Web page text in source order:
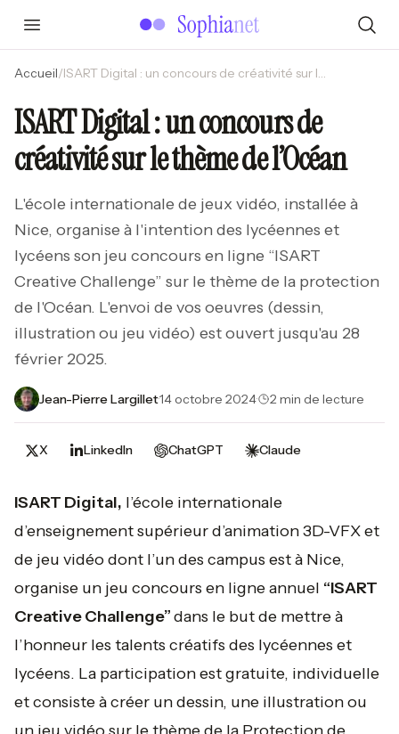
Accueil/ ISART Digital : un concours de créativité sur le thème de l’Océan
ISART Digital : un concours de
créativité sur le thème de l’Océan
L'école internationale de jeux vidéo, installée à
Nice, organise à l'intention des lycéennes et
lycéens son jeu concours en ligne “ISART
Creative Challenge” sur le thème de la protection
de l'Océan. L'envoi de vos oeuvres (dessin,
illustration ou jeu vidéo) est ouvert jusqu'au 28
février 2025.
Jean-Pierre Largillet·14 octobre 2024· 2 min de lecture
X LinkedIn ChatGPT Claude
ISART Digital, l’école internationale
d’enseignement supérieur d’animation 3D-VFX et
de jeu vidéo dont l’un des campus est à Nice,
organise un jeu concours en ligne annuel “ISART
Creative Challenge”dans le but de mettre à
l’honneur les talents créatifs des lycéennes et
lycéens. La participation est gratuite, individuelle
et consiste à créer un dessin, une illustration ou